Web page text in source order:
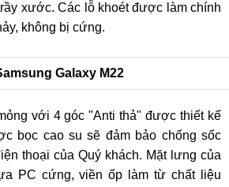
xước. Các lỗ khoét được làm chính
không bị cứng.
Galaxy M22
với 4 góc "Anti thả" được thiết kế
bọc cao su sẽ đảm bảo chống sốc
thoại của Quý khách. Mặt lưng của
PC cứng, viền ốp làm từ chất liệu